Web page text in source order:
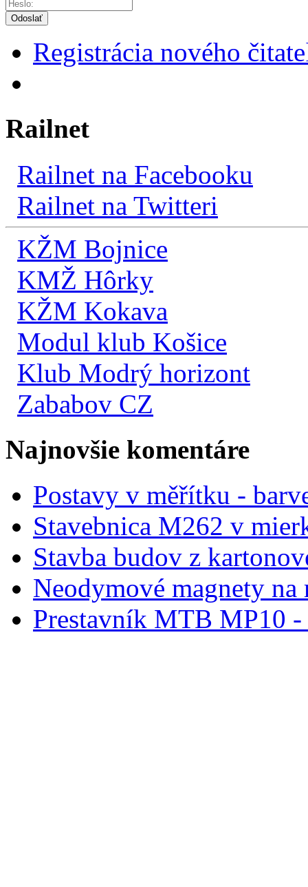
Odoslať
Registrácia nového
Railnet
Railnet na Facebooku
Railnet na Twitteri
KŽM Bojnice
KMŽ Hôrky
KŽM Kokava
Modul klub Košice
Klub Modrý horizont
Zababov CZ
Najnovšie komentáre
Postavy v měřítku -
Stavebnica M262 v
Stavba budov z
Neodymové magnety na
Prestavník MTB MP10